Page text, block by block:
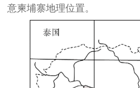
意柬埔寨地理位置。